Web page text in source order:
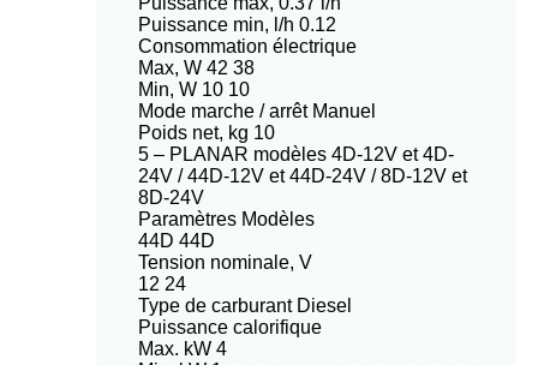
Puissance min, l/h 0.12
Consommation électrique
Max, W 42 38
Min, W 10 10
Mode marche / arrêt Manuel
Poids net, kg 10
5 – PLANAR modèles 4D-12V et 4D-
24V / 44D-12V et 44D-24V / 8D-12V et
8D-24V
Paramètres Modèles
44D 44D
Tension nominale, V
12 24
Type de carburant Diesel
Puissance calorifique
Max. kW 4